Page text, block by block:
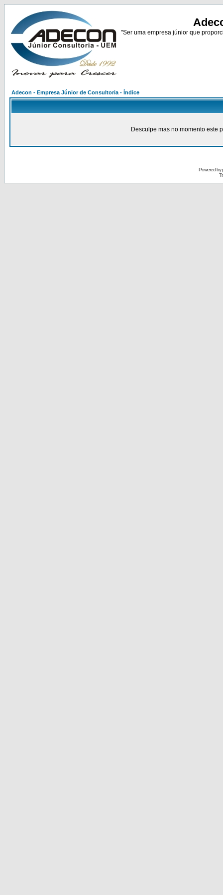
"Ser uma empresa júnior que
Adecon - Empresa Júnior de Consultoria - Índice
Desculpe mas no momento este
Powered by